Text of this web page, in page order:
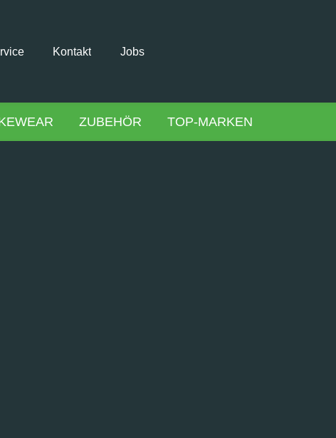
Kontakt Jobs
ZUBEHÖR TOP-MARKEN